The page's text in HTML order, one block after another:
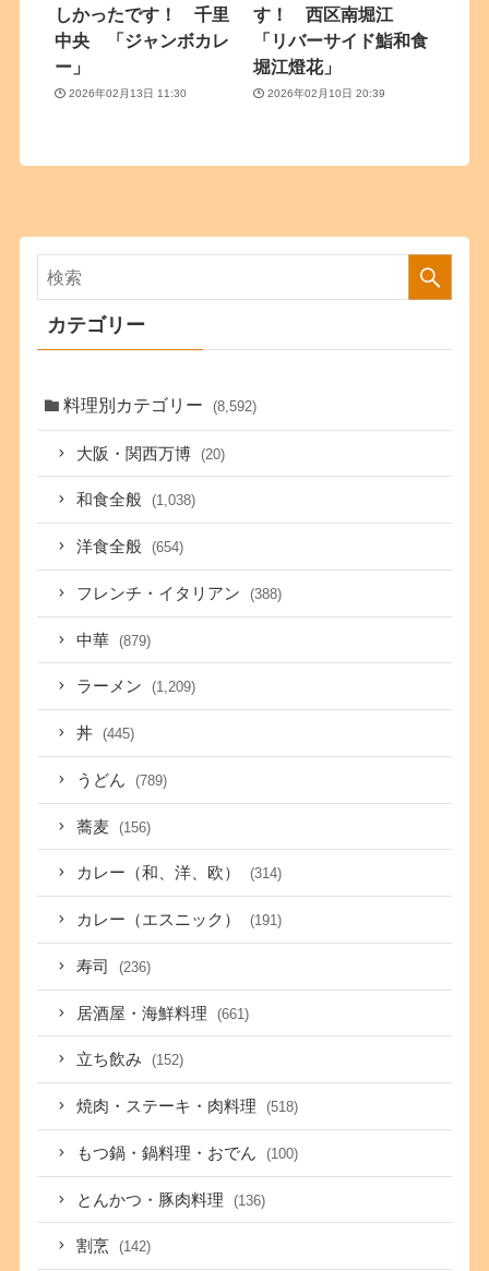
しかったです！ 千里
中央 「ジャンボカレ
ー」
2026年02月13日 11:30
す！ 西区南堀江
「リバーサイド鮨和食
堀江燈花」
2026年02月10日 20:39
カテゴリー
料理別カテゴリー (8,592)
大阪・関西万博 (20)
和食全般 (1,038)
洋食全般 (654)
フレンチ・イタリアン (388)
中華 (879)
ラーメン (1,209)
丼 (445)
うどん (789)
蕎麦 (156)
カレー（和、洋、欧） (314)
カレー（エスニック） (191)
寿司 (236)
居酒屋・海鮮料理 (661)
立ち飲み (152)
焼肉・ステーキ・肉料理 (518)
もつ鍋・鍋料理・おでん (100)
とんかつ・豚肉料理 (136)
割烹 (142)